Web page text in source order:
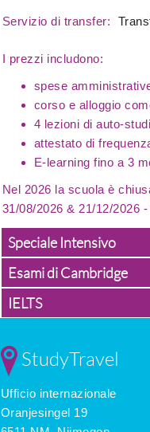
Servizio di transfer:
I prezzi includono:
spese
corso e alloggio
4 lezioni di auto-
attestato di
E-learning fino a 3
Nel 2026 la scuola è
31/08/2026 & 21/12/2026
Speciale Intensivo
Esami di Cambridge
IELTS
StudyTravel
Ufficio internazionale
Oranjesingel 19